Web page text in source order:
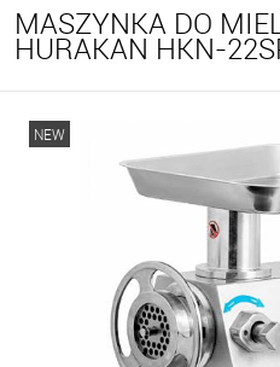
MASZYNKA DO
HURAKAN HKN-
NEW